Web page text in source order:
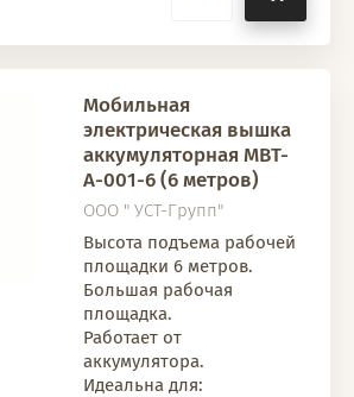
Мобильная
электрическая вышка
аккумуляторная МВТ-
А-001-6 (6 метров)
ООО " УСТ-Групп"
Высота подъема рабочей
площадки 6 метров.
Большая рабочая
площадка.
Работает от
аккумулятора.
Идеальна для: